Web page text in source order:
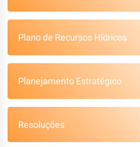
Plano de Recursos Hídricos
Planejamento Estratégico
Resoluções